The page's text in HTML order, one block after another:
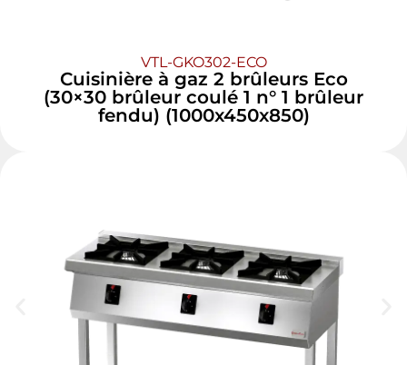
VTL-GKO302-ECO
Cuisinière à gaz 2 brûleurs Eco
(30×30 brûleur coulé 1 n° 1 brûleur
fendu) (1000x450x850)